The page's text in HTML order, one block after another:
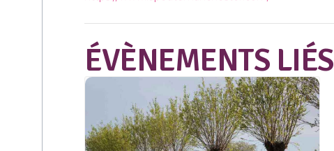
ÉVÈNEMENTS LIÉS